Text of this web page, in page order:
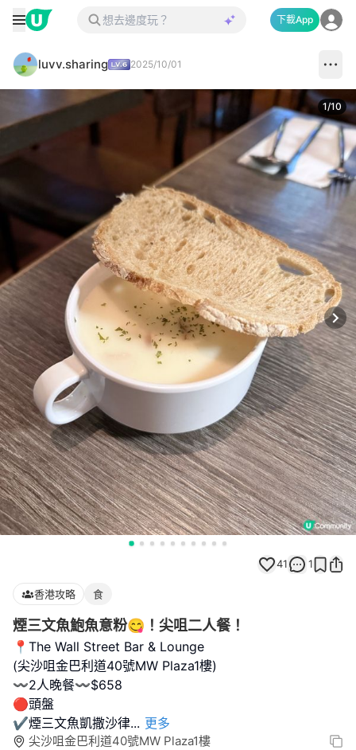
下載App
luvv.sharing 2025/10/01
1/10
41 1
香港攻略 食
煙三文魚鮑魚意粉😋！尖咀二人餐！
📍The Wall Street Bar & Lounge
(尖沙咀金巴利道40號MW Plaza1樓)
〰️2人晚餐〰️$658
🔴頭盤
✔️煙三文魚凱撒沙律... 更多
尖沙咀金巴利道40號MW Plaza1樓